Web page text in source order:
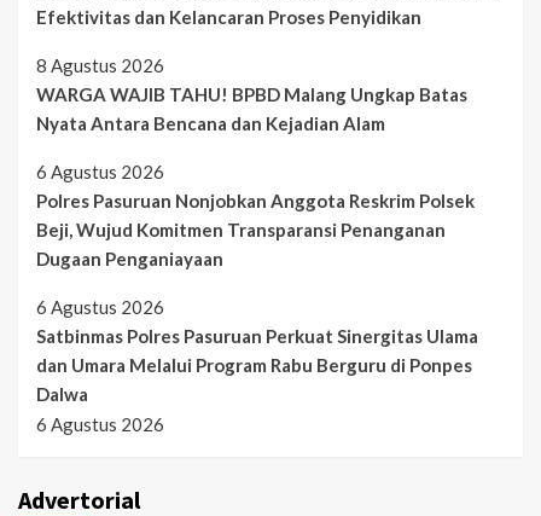
Efektivitas dan Kelancaran Proses Penyidikan
8 Agustus 2026
WARGA WAJIB TAHU! BPBD Malang Ungkap Batas
Nyata Antara Bencana dan Kejadian Alam
6 Agustus 2026
Polres Pasuruan Nonjobkan Anggota Reskrim Polsek
Beji, Wujud Komitmen Transparansi Penanganan
Dugaan Penganiayaan
6 Agustus 2026
Satbinmas Polres Pasuruan Perkuat Sinergitas Ulama
dan Umara Melalui Program Rabu Berguru di Ponpes
Dalwa
6 Agustus 2026
Advertorial